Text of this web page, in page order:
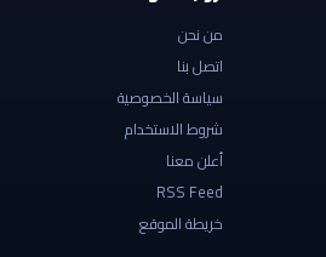
من نحن
اتصل بنا
سياسة الخصوصية
شروط الاستخدام
أعلن معنا
RSS Feed
خريطة الموقع